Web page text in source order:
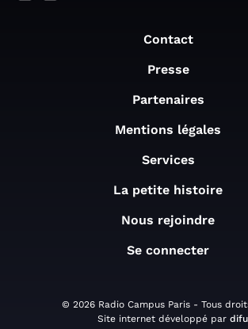
Contact
Presse
Partenaires
Mentions légales
Services
La petite histoire
Nous rejoindre
Se connecter
© 2026 Radio Campus Paris - Tous
Site internet développé par